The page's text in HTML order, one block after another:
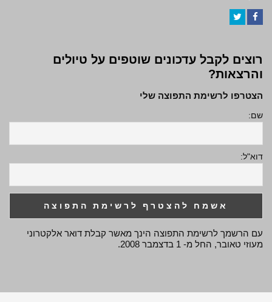
רוצים לקבל עדכונים שוטפים על טיולים
והרצאות?
הצטרפו לרשימת התפוצה שלי
שם:
דוא"ל:
עם הרשמך לרשימת התפוצה הינך מאשר קבלת דואר אלקטרוני
מעוזי טאובר, החל מ- 1 בדצמבר 2008.